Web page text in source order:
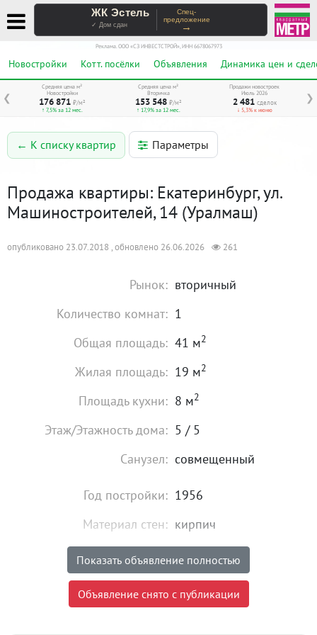
ЖК Эстель
✓ Дом сдан
Спец-
предложение
→
Реклама. ООО «СЗ ИНВЕСТСТРОЙ», ИНН 6678067973
Новостройки Котт. посёлки Объявления Динамика цен и
❮ ❯
Средняя цена м²
Новостройки
176 871 ₽/м²
↑ 7,5% за 12 мес.
Средняя цена м²
Вторичка
153 548 ₽/м²
↑ 17,9% за 12 мес.
Продажи новостроек
Июль 2026
2 481 сделок
↓ 5,3% к июню
← К списку квартир Параметры
Продажа квартиры: Екатеринбург, ул.
Машиностроителей, 14 (Уралмаш)
опубликовано 23.07.2018 , обновлено 26.06.2026 261
Рынок: вторичный
Количество комнат: 1
Общая площадь: 41 м2
Жилая площадь: 19 м2
Площадь кухни: 8 м2
Этаж/Этажность дома: 5 / 5
Санузел: совмещенный
Год постройки: 1956
Материал стен: кирпич
Состояние: хорошее
Цена: 2 250 000
Показать объявление полностью
Объявление снято с публикации